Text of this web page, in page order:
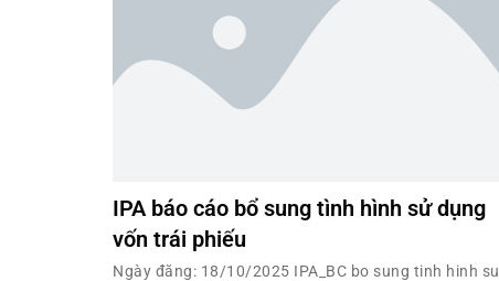
IPA báo cáo bổ sung tình hình sử dụng
vốn trái phiếu
Ngày đăng: 18/10/2025 IPA_BC bo sung tinh hinh su